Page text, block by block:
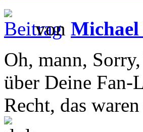
von Michael
Oh, mann,
über Deine Fan-
Recht, das